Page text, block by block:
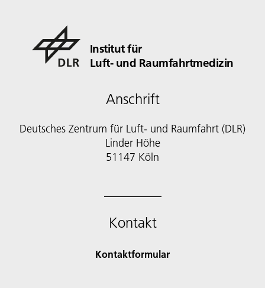
Institut für
Luft- und Raumfahrtmedizin
Anschrift
Deutsches Zentrum für Luft- und Raumfahrt (DLR)
Linder Höhe
51147 Köln
Kontakt
Kontaktformular